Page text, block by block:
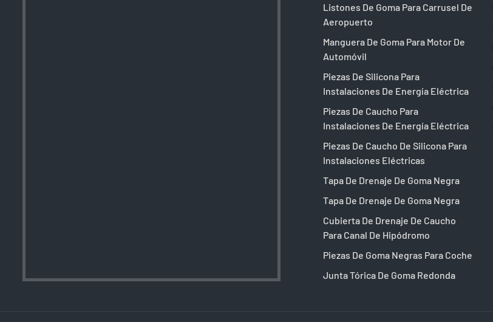
Listones De Goma Para Carrusel De
Aeropuerto
Manguera De Goma Para Motor De
Automóvil
Piezas De Silicona Para
Instalaciones De Energía Eléctrica
Piezas De Caucho Para
Instalaciones De Energía Eléctrica
Piezas De Caucho De Silicona Para
Instalaciones Eléctricas
Tapa De Drenaje De Goma Negra
Tapa De Drenaje De Goma Negra
Cubierta De Drenaje De Caucho
Para Canal De Hipódromo
Piezas De Goma Negras Para Coche
Junta Tórica De Goma Redonda